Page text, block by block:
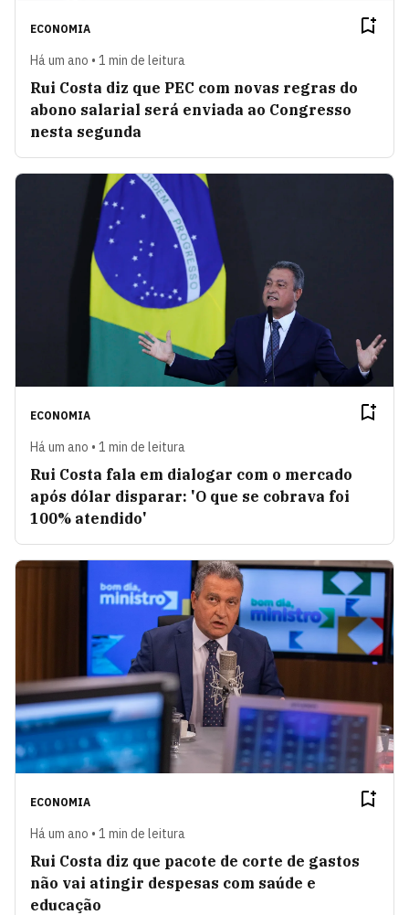
ECONOMIA
Há um ano • 1 min de leitura
Rui Costa diz que PEC com novas regras do
abono salarial será enviada ao Congresso
nesta segunda
ECONOMIA
Há um ano • 1 min de leitura
Rui Costa fala em dialogar com o mercado
após dólar disparar: 'O que se cobrava foi
100% atendido'
ECONOMIA
Há um ano • 1 min de leitura
Rui Costa diz que pacote de corte de gastos
não vai atingir despesas com saúde e
educação